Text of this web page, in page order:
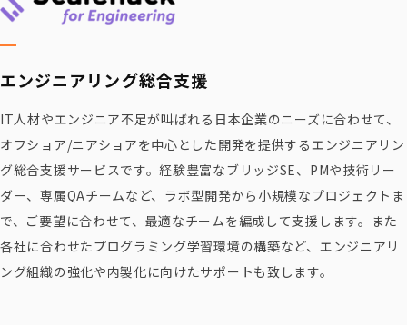
エンジニアリング総合支援
IT人材やエンジニア不足が叫ばれる日本企業のニーズに合わせて、
オフショア/ニアショアを中心とした開発を提供するエンジニアリン
グ総合支援サービスです。経験豊富なブリッジSE、PMや技術リー
ダー、専属QAチームなど、ラボ型開発から小規模なプロジェクトま
で、ご要望に合わせて、最適なチームを編成して支援します。また
各社に合わせたプログラミング学習環境の構築など、エンジニアリ
ング組織の強化や内製化に向けたサポートも致します。